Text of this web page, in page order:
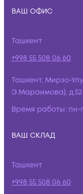
ВАШ ОФИС
Ташкент
+998 55 508 06 60
Ташкент, Мирзо-
Э.Мараимова), д.52
Время работы: пн-
ВАШ СКЛАД
Ташкент
+998 55 508 06 60